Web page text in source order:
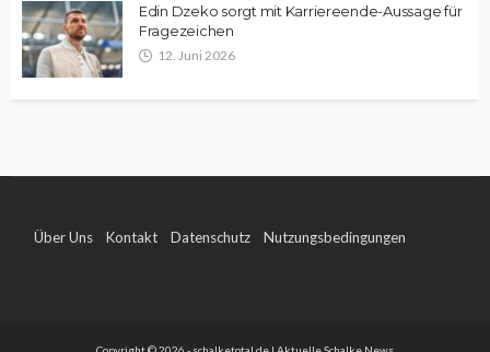
Edin Dzeko sorgt mit Karriereende-Aussage für
Fragezeichen
12. Juni 2026
Über Uns Kontakt Datenschutz Nutzungsbedingungen